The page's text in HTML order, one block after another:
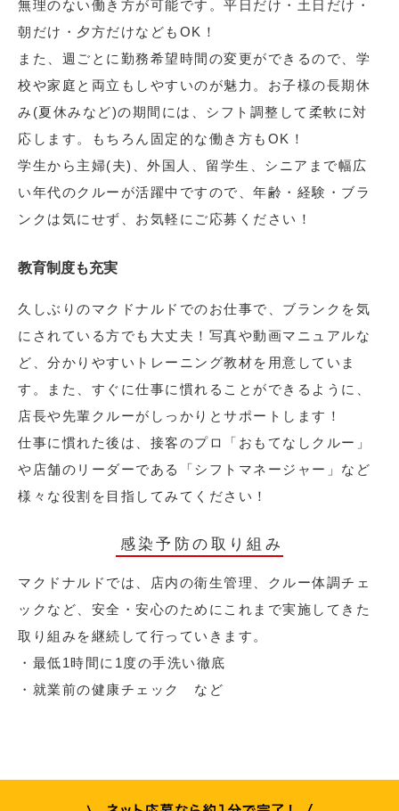
無理のない働き方が可能です。平日だけ・土日だけ・
朝だけ・夕方だけなどもOK！
また、週ごとに勤務希望時間の変更ができるので、学
校や家庭と両立もしやすいのが魅力。お子様の長期休
み(夏休みなど)の期間には、シフト調整して柔軟に対
応します。もちろん固定的な働き方もOK！
学生から主婦(夫)、外国人、留学生、シニアまで幅広
い年代のクルーが活躍中ですので、年齢・経験・ブラ
ンクは気にせず、お気軽にご応募ください！
教育制度も充実
久しぶりのマクドナルドでのお仕事で、ブランクを気
にされている方でも大丈夫！写真や動画マニュアルな
ど、分かりやすいトレーニング教材を用意していま
す。また、すぐに仕事に慣れることができるように、
店長や先輩クルーがしっかりとサポートします！
仕事に慣れた後は、接客のプロ「おもてなしクルー」
や店舗のリーダーである「シフトマネージャー」など
様々な役割を目指してみてください！
感染予防の取り組み
マクドナルドでは、店内の衛生管理、クルー体調チェ
ックなど、安全・安心のためにこれまで実施してきた
取り組みを継続して行っていきます。
・最低1時間に1度の手洗い徹底
・就業前の健康チェック など